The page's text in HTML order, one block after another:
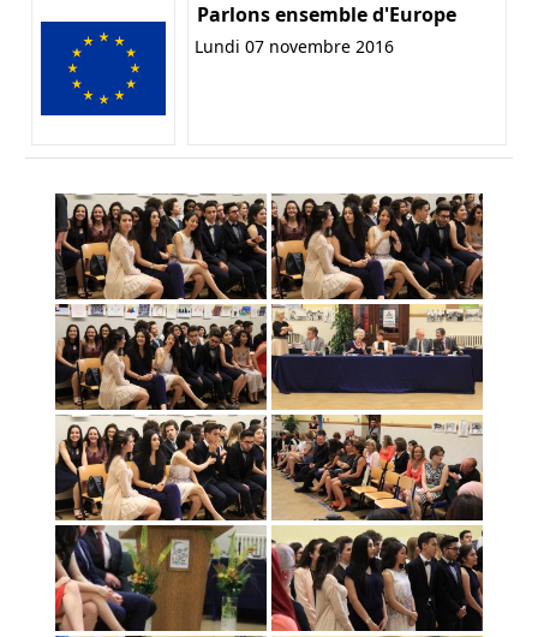
Parlons ensemble d'Europe
Lundi 07 novembre 2016